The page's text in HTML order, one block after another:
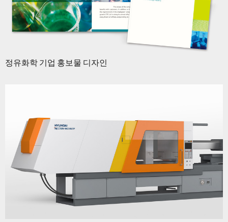
정유화학 기업 홍보물 디자인